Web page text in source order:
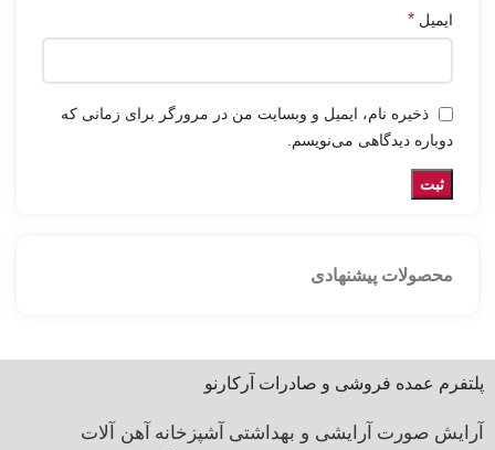
ایمیل *
ذخیره نام، ایمیل و وبسایت من در مرورگر برای زمانی که
دوباره دیدگاهی می‌نویسم.
محصولات پیشنهادی
پلتفرم عمده فروشی و صادرات آرکارنو
آرایش صورت آرایشی و بهداشتی آشپزخانه آهن آلات